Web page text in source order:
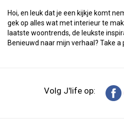
Hoi, en leuk dat je een kijkje komt
gek op alles wat met interieur te
laatste woontrends, de leukste
Benieuwd naar mijn verhaal? Take a
Volg J'life op: